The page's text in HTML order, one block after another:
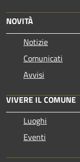
NOVITÀ
Notizie
Comunicati
Avvisi
VIVERE IL COMUNE
Luoghi
Eventi